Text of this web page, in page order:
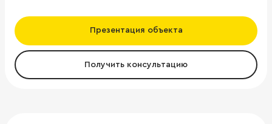
Презентация объекта
Получить консультацию